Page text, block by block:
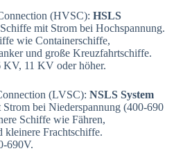
(HVSC): HSLS
mit Strom bei Hochspannung.
wie Containerschiffe,
und große Kreuzfahrtschiffe.
KV, 11 KV oder höher.
(LVSC): NSLS System
bei Niederspannung (400-690
Schiffe wie Fähren,
kleinere Frachtschiffe.
690V.